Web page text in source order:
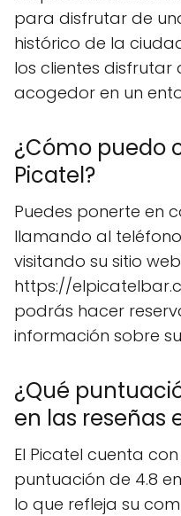
para disfrutar de
histórico de la
los clientes
acogedor en un
¿Cómo puedo
Picatel?
Puedes ponerte en
llamando al teléfono
visitando su sitio
https://
podrás hacer
información sobre
¿Qué
en las reseñas
El Picatel cuenta
puntuación de 4.8
lo que refleja su